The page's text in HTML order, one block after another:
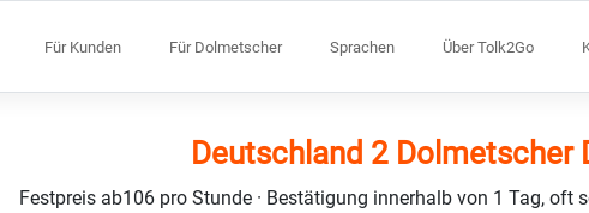
Für Kunden Für Dolmetscher Sprachen Über Tolk2Go
Deutschland 2 Dolmetscher
Festpreis ab106 pro Stunde · Bestätigung innerhalb von 1 Tag, oft